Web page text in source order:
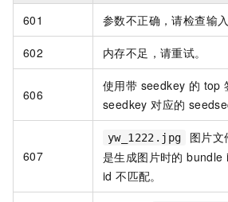
601 参数不正确，请检查输入
602 内存不足，请重试。
606
使用带 seedkey 的 top
seedkey 对应的
607
yw_1222.jpg
图片文
是生成图片时的
id 不匹配。